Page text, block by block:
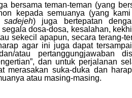
bersama teman-teman (yang
kepada semuanya (yang
sadejeh) juga bertepatan
segala dosa-dosa, kesalahan,
sekecil apapun, secara terang-
agar ini juga dapat
atau pertanggungjawaban
”, dan untuk perjalanan
merasakan suka-duka dan
atau masing-masing.